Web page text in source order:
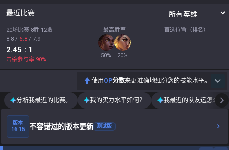
最近比赛
20场比赛 8胜 12败
8.8 / 6.8 / 7.9
2.45 : 1
击杀参与率 90%
最高胜率
50% 20%
首选位置（排名）
使用 OP分数来更准确地细分您的技能水平。
分析我最近的比赛。 我的实力水平如何？ 我最近的队友运怎么样
版本
16.15
不容错过的版本更新 测试版